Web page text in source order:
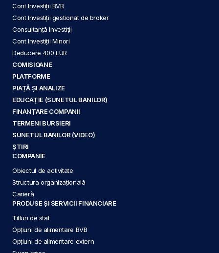
Cont Investiții BVB
Cont Investiții gestionat de broker
Consultanță Investiții
Cont Investiții Minori
Deducere 400 EUR
COMISIOANE
PLATFORME
PIAȚĂ ȘI ANALIZE
EDUCAȚIE (SUNETUL BANILOR)
FINANȚARE COMPANII
TERMENI BURSIERI
SUNETUL BANILOR (VIDEO)
ȘTIRI
COMPANIE
Obiectul de activitate
Structura organizațională
Carieră
PRODUSE ȘI SERVICII FINANCIARE
Titluri de stat
Opțiuni de alimentare BVB
Opțiuni de alimentare extern